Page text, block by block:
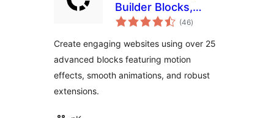
Builder Blocks,
Motion Effects &
(46celkové
hodnotenie
)
Create engaging websites using over 25
advanced blocks featuring motion
effects, smooth animations, and robust
extensions.